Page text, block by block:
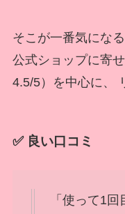
そこが一番気にな
公式ショップに寄
4.5/5）を中心に、
✅ 良い口コミ
「使って1